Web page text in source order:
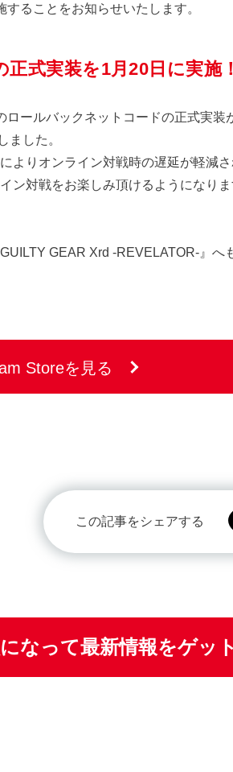
ることをお知らせいたします。
式実装を1月20日に実施
ロールバックネットコードの正式実装
ました。
よりオンライン対戦時の遅延が軽減
ン対戦をお楽しみ頂けるようになり
GEAR Xrd -REVELATOR-』へ
Storeを見る
この記事をシェアする
なって最新情報をゲッ